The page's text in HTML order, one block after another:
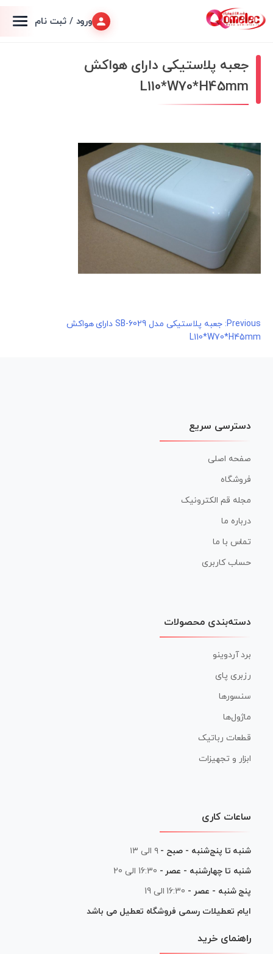
ورود / ثبت نام
جعبه پلاستیکی دارای هواکش
L110*W70*H45mm
راهبری
Previous:
جعبه پلاستیکی مدل SB-6029 دارای هواکش
L110*W70*H45mm
دسترسی سریع
صفحه اصلی
فروشگاه
مجله قم الکترونیک
درباره ما
تماس با ما
حساب کاربری
دسته‌بندی محصولات
برد آردوینو
رزبری پای
سنسورها
ماژول‌ها
قطعات رباتیک
ابزار و تجهیزات
ساعات کاری
شنبه تا پنج‌شنبه - صبح - ۹ الی ۱۳
شنبه تا چهارشنبه - عصر - 16:30 الی 20
پنج شنبه - عصر - 16:30 الی 19
ایام تعطیلات رسمی فروشگاه تعطیل می باشد
راهنمای خرید